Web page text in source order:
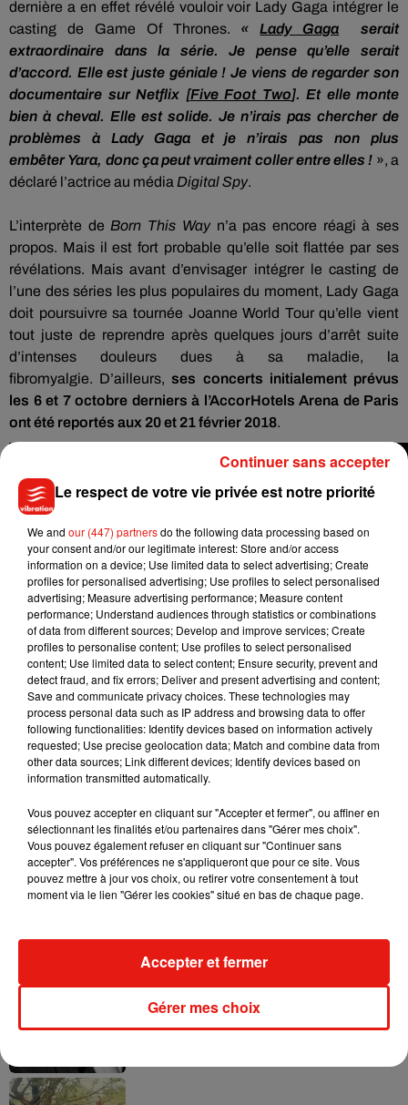
dernière a en effet révélé vouloir voir Lady Gaga intégrer le
casting de
Game Of Thrones. «Lady Gaga serait
extraordinaire dans la série.
Je pense qu’elle serait
d’accord. Elle est juste géniale ! Je viens de regarder son
documentaire sur Netflix [FiveFoot Two]. Et elle monte
bien à cheval. Elle est solide. Je n’irais pas chercher de
problèmes à Lady Gaga et je n’irais pas non plus
embêterYara, donc ça peut vraiment coller entre elles ! », a
déclaré l’actrice au média DigitalSpy.
L’interprète de Born This Way n’a pas encore réagi à ses
propos. Mais il est fort probable qu’elle soit flattée par ses
révélations. Mais avant d’envisager intégrer le casting de
l’une des séries les plus populaires du moment, Lady Gaga
doit poursuivre sa tournée Joanne World Tour qu’elle vient
tout juste de reprendre après quelques jours d’arrêt suite
d’intenses douleurs
dues
à sa maladie, la
fibromyalgie. D’ailleurs,ses concerts initialement prévus
les 6 et 7 octobre derniers à l’AccorHotels Arena de Paris
ont été reportés aux 20 et 21 février 2018.
Musique
Julien Lieb s’essaye à la vie de chatelain
dans son nouveau clip
7 août 2026
Madonna sort enfin le remix de « Love
Sensation » avec Kylie Minogue
Le respect de votre vie privée est notre priorité
We and our (447) partnersdo the following data processing based on
your consent and/or our legitimate interest: Store and/or access
information on a device; Use limited data to select advertising; Create
profiles for personalised advertising; Use profiles to select personalised
advertising; Measure advertising performance; Measure content
performance; Understand audiences through statistics or combinations
of data from different sources; Develop and improve services; Create
profiles to personalise content; Use profiles to select personalised
content; Use limited data to select content; Ensure security, prevent and
detect fraud, and fix errors; Deliver and present advertising and content;
Save and communicate privacy choices. These technologies may
process personal data such as IP address and browsing data to offer
following functionalities: Identify devices based on information actively
requested; Use precise geolocation data; Match and combine data from
other data sources; Link different devices; Identify devices based on
information transmitted automatically.
Vous pouvez accepter en cliquant sur "Accepter et fermer", ou affiner en
sélectionnant les finalités et/ou partenaires dans "Gérer mes choix".
Vous pouvez également refuser en cliquant sur "Continuer sans
accepter". Vos préférences ne s'appliqueront que pour ce site. Vous
pouvez mettre à jour vos choix, ou retirer votre consentement à tout
moment via le lien "Gérer les cookies" situé en bas de chaque page.
Gérer mes choix
Accepter et fermer
Continuer sans accepter